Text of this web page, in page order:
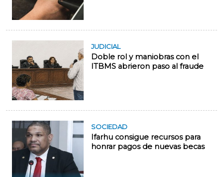
JUDICIAL
Doble rol y maniobras con el
ITBMS abrieron paso al fraude
SOCIEDAD
Ifarhu consigue recursos para
honrar pagos de nuevas becas